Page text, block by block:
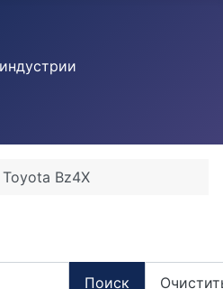
Toyota Bz4X
Поиск